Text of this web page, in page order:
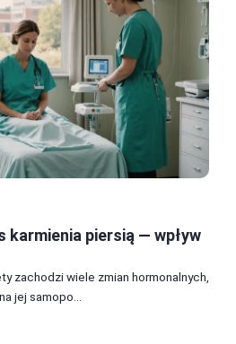
karmienia piersią — wpływ
zachodzi wiele zmian hormonalnych,
jej samopo...